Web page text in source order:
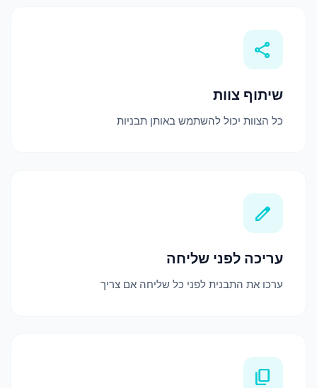
share
שיתוף צוות
כל הצוות יכול להשתמש באותן תבניות
edit
עריכה לפני שליחה
ערכו את התבנית לפני כל שליחה אם צריך
content_copy